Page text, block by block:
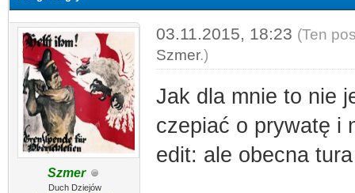
Szmer
Duch Dziejów
03.11.2015, 18:23 (Ten
Szmer.)
Jak dla mnie to nie
czepiać o prywatę i
edit: ale obecna